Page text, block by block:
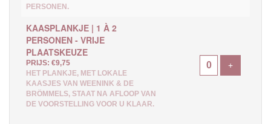
PERSONEN.
KAASPLANKJE | 1 À 2
PERSONEN - VRIJE
PLAATSKEUZE
PRIJS: €9,75
HET PLANKJE, MET LOKALE
KAASJES VAN WEENINK & DE
BRÖMMELS, STAAT NA AFLOOP VAN
DE VOORSTELLING VOOR U KLAAR.
+Voeg